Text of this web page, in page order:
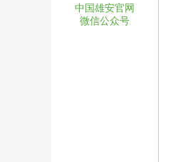
中国雄安官网
微信公众号